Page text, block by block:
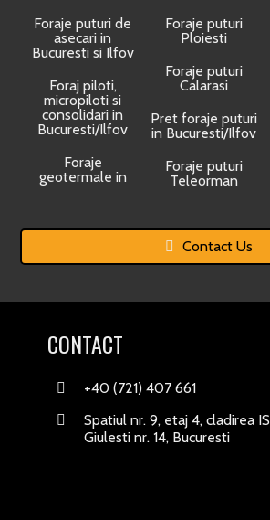
Foraje puturi de
asecari in
Bucuresti si Ilfov
Foraj piloti,
micropiloti si
consolidari in
Bucuresti/Ilfov
Foraje
geotermale in
Foraje puturi
Ploiesti
Foraje puturi
Calarasi
Pret foraje puturi
in Bucuresti/Ilfov
Foraje puturi
Teleorman
Contact Us
CONTACT
+40 (721) 407 661
Spatiul nr. 9, etaj 4, cladirea
Giulesti nr. 14, Bucuresti